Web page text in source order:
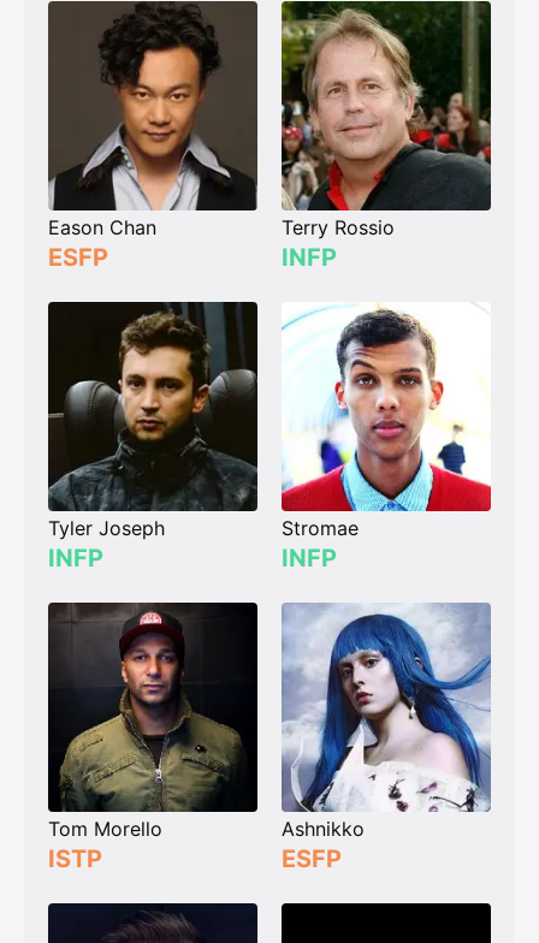
Eason Chan
ESFP
Terry Rossio
INFP
Tyler Joseph
INFP
Stromae
INFP
Tom Morello
ISTP
Ashnikko
ESFP